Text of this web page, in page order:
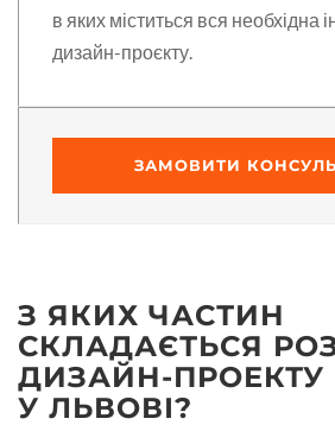
в яких міститься вся необхідна
дизайн-проєкту.
ЗАМОВИТИ
З ЯКИХ ЧАСТИН
СКЛАДАЄТЬСЯ
ДИЗАЙН-ПРОЕКТУ
У ЛЬВОВІ?